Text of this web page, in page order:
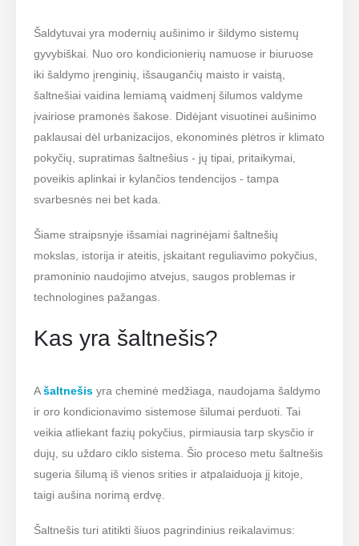
Šaldytuvai yra modernių aušinimo ir šildymo sistemų
gyvybiškai. Nuo oro kondicionierių namuose ir biuruose
iki šaldymo įrenginių, išsaugančių maisto ir vaistą,
šaltnešiai vaidina lemiamą vaidmenį šilumos valdyme
įvairiose pramonės šakose. Didėjant visuotinei aušinimo
paklausai dėl urbanizacijos, ekonominės plėtros ir klimato
pokyčių, supratimas šaltnešius - jų tipai, pritaikymai,
poveikis aplinkai ir kylančios tendencijos - tampa
svarbesnės nei bet kada.
Šiame straipsnyje išsamiai nagrinėjami šaltnešių
mokslas, istorija ir ateitis, įskaitant reguliavimo pokyčius,
pramoninio naudojimo atvejus, saugos problemas ir
technologines pažangas.
Kas yra šaltnešis?
Ašaltnešis yra cheminė medžiaga, naudojama šaldymo
ir oro kondicionavimo sistemose šilumai perduoti. Tai
veikia atliekant fazių pokyčius, pirmiausia tarp skysčio ir
dujų, su uždaro ciklo sistema. Šio proceso metu šaltnešis
sugeria šilumą iš vienos srities ir atpalaiduoja jį kitoje,
taigi aušina norimą erdvę.
Šaltnešis turi atitikti šiuos pagrindinius reikalavimus: